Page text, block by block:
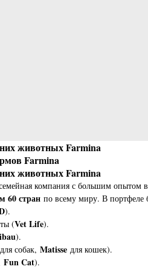
животных Farmina
Farmina
животных Farmina
компания с большим опытом
60 стран по всему миру. В портфеле
).
(Vet Life).
).
для собак, Matisse для кошек).
Fun Cat).